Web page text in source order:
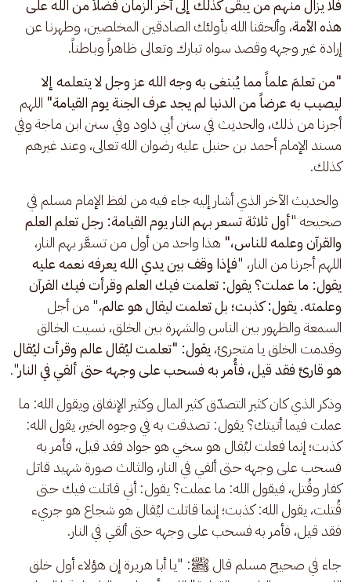
فلا يزال منهم من يبقى كذلك إلى آخر الزمان فضلاً من الله على
هذه الأمة، وألحقنا الله بأولئك الصادقين المخلصين، وطهرنا عن
إرادة غير وجهه وقصد سواه تبارك وتعالى ظاهراً وباطناً.
"من تعلمَ علماً مما يُبتغى به وجه الله عز وجل لا يتعلمه إلا
ليصيب به عرضاً من الدنيا لم يجد عرف الجنة يوم القيامة" اللهم
أجرنا من ذلك، والحديث في سنن أبي داود وفي سنن ابن ماجة وفي
مسند الإمام أحمد بن حنبل عليه رضوان الله تعالى، وعند غيرهم
كذلك.
والحديث الآخر الذي أشار إليه جاء فيه من لفظ الإمام مسلم في
صحيحه "أول ثلاثة تسعر بهم النار يوم القيامة: رجل تعلم العلم
والقرآن وعلمه للناس،" هذا واحد من أول من تسعَّر بهم النار،
اللهم أجرنا من النار، "فإذا وقف بين يدي الله يعرفه نعمه عليه
يقول: ما عملت؟ يقول: تعلمت فيك العلم وقرأت فيك القرآن
وعلمته. يقول: كذبت؛ بل تعلمت ليقال هو عالم،" من أجل
السمعة والظهور بين الناس والشهرة بين الخلق، نسيت الخالق
وقدمت الخلق يا متجرئ، يقول: "تعلمت ليُقال عالم وقرأت ليُقال
هو قارئ فقد قيل، فأُمر به فسحب على وجهه حتى ألقي في النار".
وذكر الذي كان كثير التصدّق كثير المال وكثير الإنفاق ويقول الله: ما
عملت فيما أتيتك؟ يقول: تصدقت به في وجوه الخير، يقول الله:
كذبت؛ إنما فعلت ليُقال هو سخي هو جواد فقد قيل، فأمر به
فسحب على وجهه حتى ألقي في النار، والثالث صورة شهيد قاتل
كفار وقُتل، فيقول الله: ما عملت؟ يقول: أني قاتلت فيك حتى
قُتلت، يقول الله: كذبت؛ إنما قاتلت ليُقال هو شجاع هو جريء
فقد قيل، فأمر به فسحب على وجهه حتى ألقي في النار.
جاء في صحيح مسلم قال ﷺ: "يا أبا هريرة إن هؤلاء أول خلق